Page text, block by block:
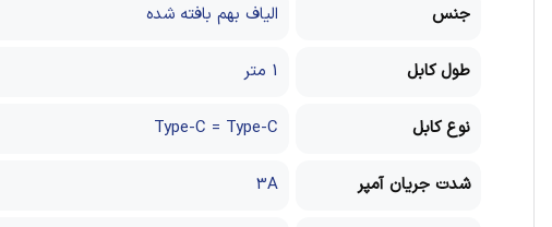
جنس الیاف بهم بافته شده
طول کابل 1 متر
نوع کابل Type-C = Type-C
شدت جریان آمپر 3A